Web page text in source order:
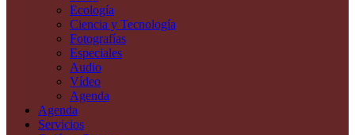
Ecología
Ciencia y Tecnología
Fotografías
Especiales
Audio
Vídeo
Agenda
Agenda
Servicios